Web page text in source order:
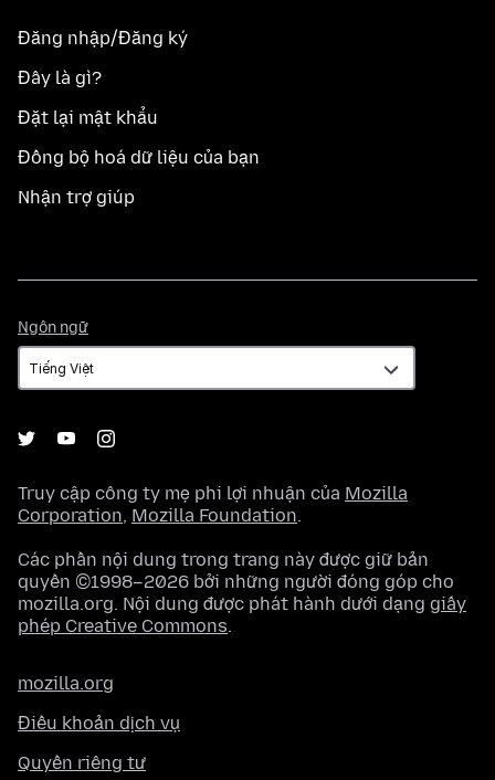
Đăng nhập/Đăng ký
Đây là gì?
Đặt lại mật khẩu
Đồng bộ hoá dữ liệu của bạn
Nhận trợ giúp
Ngôn ngữ
ngữ
Truy cập công ty mẹ phi lợi nhuận của Mozilla
Corporation, Mozilla Foundation.
Các phần nội dung trong trang này được giữ bản
quyền ©1998–2026 bởi những người đóng góp cho
mozilla.org. Nội dung được phát hành dưới dạng giấy
phép Creative Commons.
mozilla.org
Điều khoản dịch vụ
Quyền riêng tư